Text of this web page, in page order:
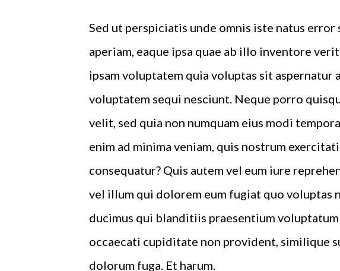
Sed ut perspiciatis unde omnis iste natus
aperiam, eaque ipsa quae ab illo inventore
ipsam voluptatem quia voluptas sit
voluptatem sequi nesciunt. Neque porro
velit, sed quia non numquam eius modi
enim ad minima veniam, quis nostrum
consequatur? Quis autem vel eum iure
vel illum qui dolorem eum fugiat quo voluptas
ducimus qui blanditiis praesentium
occaecati cupiditate non provident, similique
dolorum fuga. Et harum.